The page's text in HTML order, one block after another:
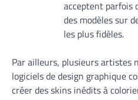
acceptent parfois
des modèles sur
les plus fidèles.
Par ailleurs, plusieurs artistes
logiciels de design graphique
créer des skins inédits à